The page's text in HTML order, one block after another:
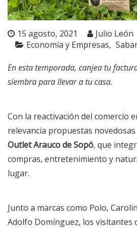
15 agosto, 2021
Julio León
Economía y Empresas
En esta temporada, canjea tu
siembra para llevar a tu casa.
Con la reactivación del comercio
relevancia propuestas novedosas
Outlet Arauco de Sopó, que
compras, entretenimiento y
lugar.
Junto a marcas como Polo,
Adolfo Domínguez, los visitantes